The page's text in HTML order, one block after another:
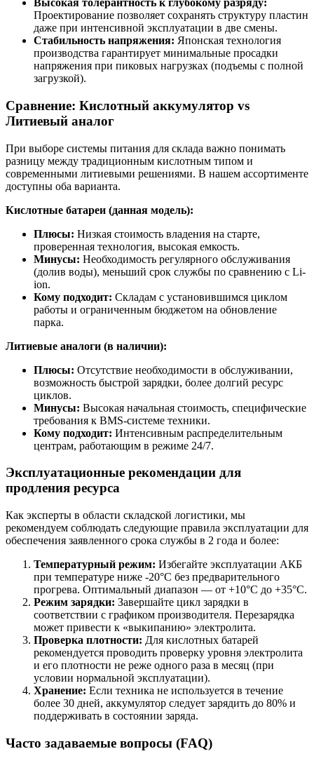
Высокая толерантность к глубокому разряду:
Проектирование позволяет сохранять структуру пластин
даже при интенсивной эксплуатации в две смены.
Стабильность напряжения: Японская технология
производства гарантирует минимальные просадки
напряжения при пиковых нагрузках (подъемы с полной
загрузкой).
Сравнение: Кислотный аккумулятор vs
Литиевый аналог
При выборе системы питания для склада важно понимать
разницу между традиционным кислотным типом и
современными литиевыми решениями. В нашем ассортименте
доступны оба варианта.
Кислотные батареи (данная модель):
Плюсы: Низкая стоимость владения на старте,
проверенная технология, высокая емкость.
Минусы: Необходимость регулярного обслуживания
(долив воды), меньший срок службы по сравнению с Li-
ion.
Кому подходит: Складам с установившимся циклом
работы и ограниченным бюджетом на обновление
парка.
Литиевые аналоги (в наличии):
Плюсы: Отсутствие необходимости в обслуживании,
возможность быстрой зарядки, более долгий ресурс
циклов.
Минусы: Высокая начальная стоимость, специфические
требования к BMS-системе техники.
Кому подходит: Интенсивным распределительным
центрам, работающим в режиме 24/7.
Эксплуатационные рекомендации для
продления ресурса
Как эксперты в области складской логистики, мы
рекомендуем соблюдать следующие правила эксплуатации для
обеспечения заявленного срока службы в 2 года и более:
Температурный режим: Избегайте эксплуатации АКБ
при температуре ниже -20°C без предварительного
прогрева. Оптимальный диапазон — от +10°C до +35°C.
Режим зарядки: Завершайте цикл зарядки в
соответствии с графиком производителя. Перезарядка
может привести к «выкипанию» электролита.
Проверка плотности: Для кислотных батарей
рекомендуется проводить проверку уровня электролита
и его плотности не реже одного раза в месяц (при
условии нормальной эксплуатации).
Хранение: Если техника не используется в течение
более 30 дней, аккумулятор следует зарядить до 80% и
поддерживать в состоянии заряда.
Часто задаваемые вопросы (FAQ)